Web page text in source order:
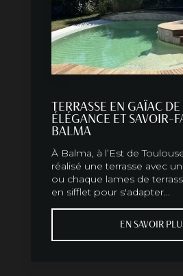
TERRASSE EN GAÏAC
ÉLÉGANCE ET SAVOIR-
BALMA
À Balma, à l’Est de
réalisé une terrasse avec
ou chaque lames de
en sifflet pour s'adapter...
EN SAVOIR